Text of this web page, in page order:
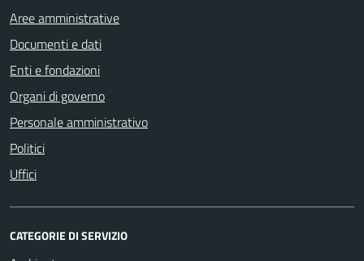
Aree amministrative
Documenti e dati
Enti e fondazioni
Organi di governo
Personale amministrativo
Politici
Uffici
CATEGORIE DI SERVIZIO